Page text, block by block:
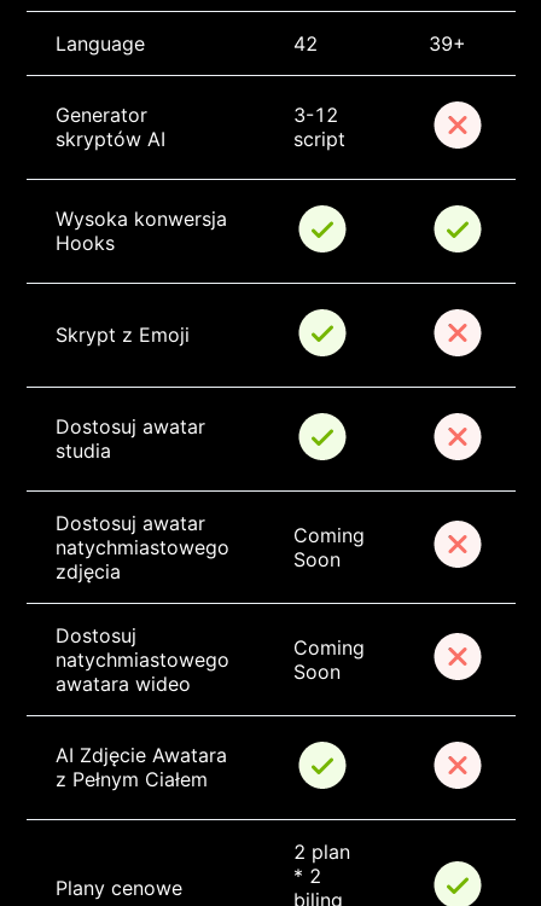
Language 42 39+
Generator
skryptów AI
3-12
script
Wysoka konwersja
Hooks
Skrypt z Emoji
Dostosuj awatar
studia
Dostosuj awatar
natychmiastowego
zdjęcia
Coming
Soon
Dostosuj
natychmiastowego
awatara wideo
Coming
Soon
AI Zdjęcie Awatara
z Pełnym Ciałem
Plany cenowe
2 plan
* 2
biling